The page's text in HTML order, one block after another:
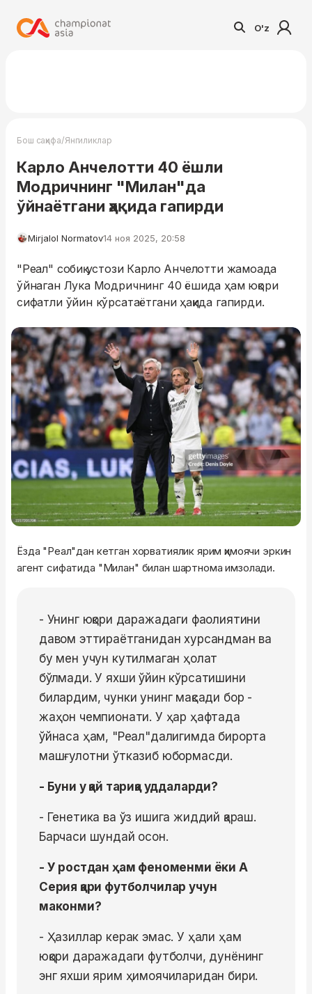
O'z
Бош саҳифа/Янгиликлар
Карло Анчелотти 40 ёшли
Модричнинг "Милан"да
ўйнаётгани ҳақида гапирди
Mirjalol Normatov14 ноя 2025, 20:58
"Реал" собиқ устози Карло Анчелотти жамоада
ўйнаган Лука Модричнинг 40 ёшида ҳам юқори
сифатли ўйин кўрсатаётгани ҳақида гапирди.
Ёзда "Реал"дан кетган хорватиялик ярим ҳимоячи эркин
агент сифатида "Милан" билан шартнома имзолади.
- Унинг юқори даражадаги фаолиятини
давом эттираётганидан хурсандман ва
бу мен учун кутилмаган ҳолат
бўлмади. У яхши ўйин кўрсатишини
билардим, чунки унинг мақсади бор -
жаҳон чемпионати. У ҳар ҳафтада
ўйнаса ҳам, "Реал"далигимда бирорта
машғулотни ўтказиб юбормасди.
- Буни у қай тариқа уддаларди?
- Генетика ва ўз ишига жиддий қараш.
Барчаси шундай осон.
- У ростдан ҳам феноменми ёки А
Серия қари футболчилар учун
маконми?
- Ҳазиллар керак эмас. У ҳали ҳам
юқори даражадаги футболчи, дунёнинг
энг яхши ярим ҳимоячиларидан бири.